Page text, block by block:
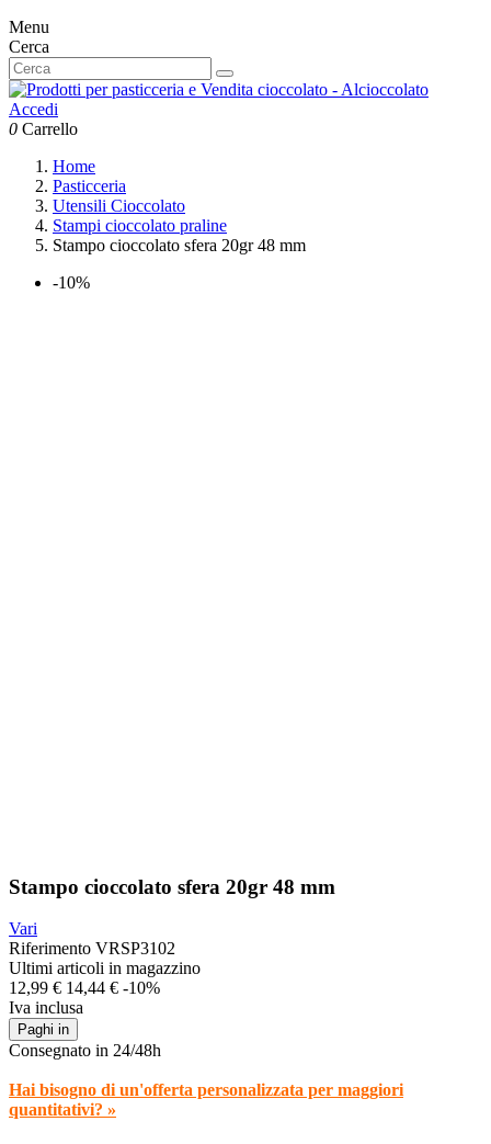
Menu
Cerca
Accedi
0 Carrello
Home
Pasticceria
Utensili Cioccolato
Stampi cioccolato praline
Stampo cioccolato sfera 20gr 48 mm
-10%
Stampo cioccolato sfera 20gr 48 mm
Vari
Riferimento VRSP3102
Ultimi articoli in magazzino
12,99 € 14,44 € -10%
Iva inclusa
Paghi in
Consegnato in 24/48h
Hai bisogno di un'offerta personalizzata per maggiori
quantitativi? »